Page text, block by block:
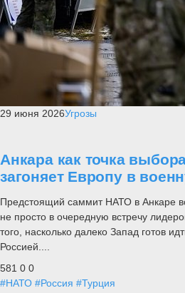
29 июня 2026Угрозы
Анкара как точка
загоняет Европу в
Предстоящий саммит НАТО в Анкаре
не просто в очередную встречу
того, насколько далеко Запад готов
Россией....
581 0 0
#НАТО #Россия #Турция